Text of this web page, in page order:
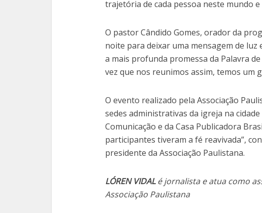
trajetória de cada pessoa neste mundo
O pastor Cândido Gomes, orador da
noite para deixar uma mensagem de luz
a mais profunda promessa da Palavra
vez que nos reunimos assim, temos um
O evento realizado pela Associação
sedes administrativas da igreja na
Comunicação e da Casa Publicadora
participantes tiveram a fé reavivada”,
presidente da Associação Paulistana.
LÓREN VIDALé jornalista e atua como
Associação Paulistana